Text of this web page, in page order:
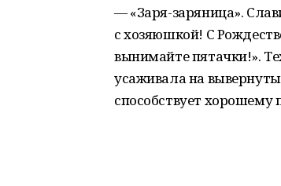
— «Заря-заряница».
с хозяюшкой! С
вынимайте пятачки!».
усаживала на
способствует хорошему